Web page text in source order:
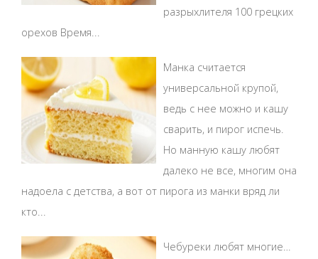
разрыхлителя 100 грецких
орехов Время...
Манка считается
универсальной крупой,
ведь с нее можно и кашу
сварить, и пирог испечь.
Но манную кашу любят
далеко не все, многим она
надоела с детства, а вот от пирога из манки вряд ли
кто...
Чебуреки любят многие…